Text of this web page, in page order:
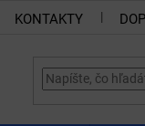
KONTAKTY